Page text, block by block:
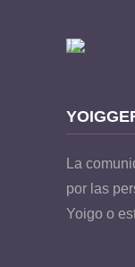
La
por las
Yoigo o